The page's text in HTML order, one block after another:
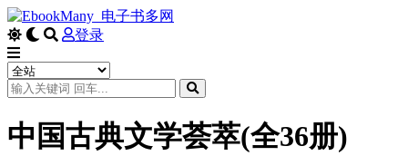
登录
中国古典文学荟萃(全36册)